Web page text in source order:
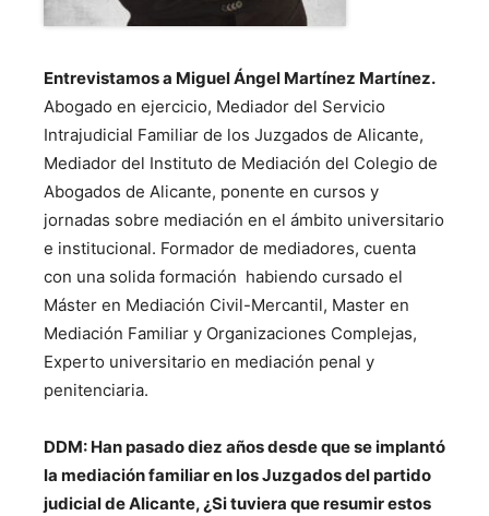
Entrevistamos a Miguel Ángel Martínez Martínez.
Abogado en ejercicio, Mediador del Servicio
Intrajudicial Familiar de los Juzgados de Alicante,
Mediador del Instituto de Mediación del Colegio de
Abogados de Alicante, ponente en cursos y
jornadas sobre mediación en el ámbito universitario
e institucional. Formador de mediadores, cuenta
con una solida formación habiendo cursado el
Máster en Mediación Civil-Mercantil, Master en
Mediación Familiar y Organizaciones Complejas,
Experto universitario en mediación penal y
penitenciaria.
DDM: Han pasado diez años desde que se implantó
la mediación familiar en los Juzgados del partido
judicial de Alicante, ¿Si tuviera que resumir estos